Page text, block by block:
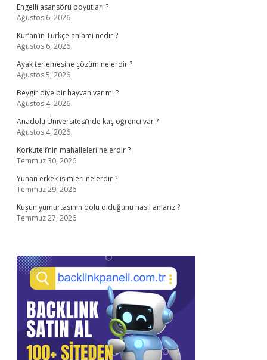
Engelli asansörü boyutları ?
Ağustos 6, 2026
Kur’an’ın Türkçe anlamı nedir ?
Ağustos 6, 2026
Ayak terlemesine çözüm nelerdir ?
Ağustos 5, 2026
Beygir diye bir hayvan var mı ?
Ağustos 4, 2026
Anadolu Üniversitesi’nde kaç öğrenci var ?
Ağustos 4, 2026
Korkuteli’nin mahalleleri nelerdir ?
Temmuz 30, 2026
Yunan erkek isimleri nelerdir ?
Temmuz 29, 2026
Kuşun yumurtasının dolu olduğunu nasıl anlarız ?
Temmuz 27, 2026